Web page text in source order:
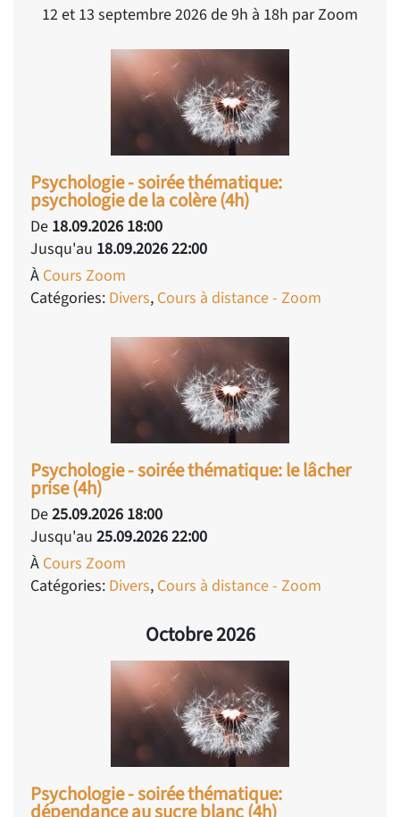
12 et 13 septembre 2026 de 9h à 18h par Zoom
Psychologie - soirée thématique:
psychologie de la colère (4h)
De 18.09.2026 18:00
Jusqu'au 18.09.2026 22:00
À Cours Zoom
Catégories: Divers, Cours à distance - Zoom
Psychologie - soirée thématique: le lâcher
prise (4h)
De25.09.2026 18:00
Jusqu'au 25.09.2026 22:00
À Cours Zoom
Catégories: Divers, Cours à distance - Zoom
Octobre 2026
Psychologie - soirée thématique:
dépendance au sucre blanc (4h)